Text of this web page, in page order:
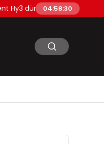
dünya genelinde kullanıma
04:58:31